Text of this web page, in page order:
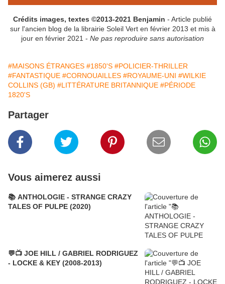
Crédits images, textes ©2013-2021 Benjamin - Article publié
sur l'ancien blog de la librairie Soleil Vert en février 2013 et mis à
jour en février 2021 - Ne pas reproduire sans autorisation
#MAISONS ÉTRANGES #1850'S #POLICIER-THRILLER
#FANTASTIQUE #CORNOUAILLES #ROYAUME-UNI #WILKIE
COLLINS (GB) #LITTÉRATURE BRITANNIQUE #PÉRIODE
1820'S
Partager
Vous aimerez aussi
📚 ANTHOLOGIE - STRANGE CRAZY
TALES OF PULPE (2020)
💬📺 JOE HILL / GABRIEL RODRIGUEZ
- LOCKE & KEY (2008-2013)